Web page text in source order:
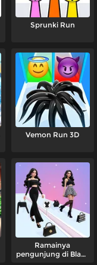
Sprunki Run
Vemon Run 3D
Ramainya
pengunjung di Black